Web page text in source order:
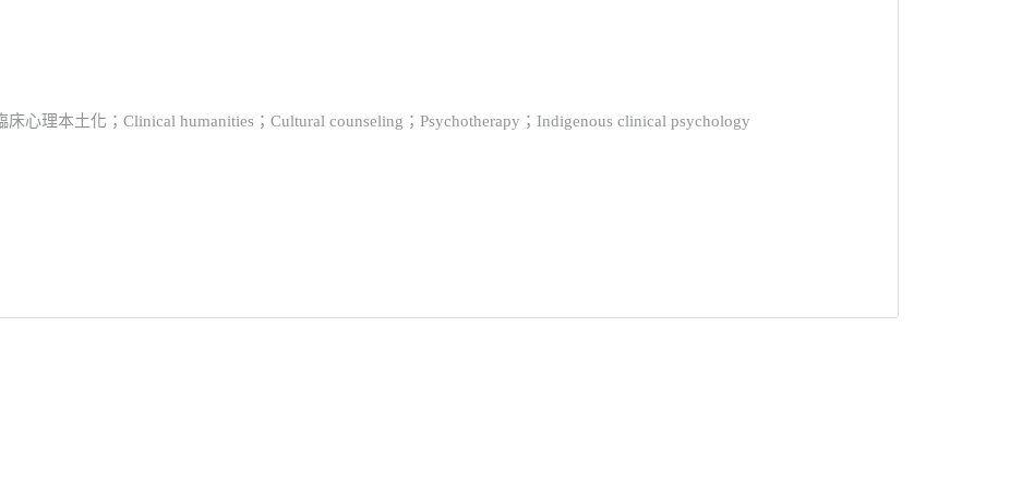
心理本土化；Clinical humanities；Cultural counseling；Psychotherapy；Indigenous clinical psychology